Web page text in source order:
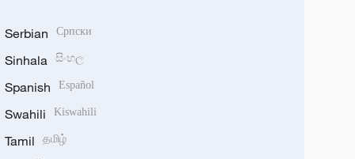
Serbian Српски
Sinhala සිංහල
Spanish Español
Swahili Kiswahili
Tamil தமிழ்